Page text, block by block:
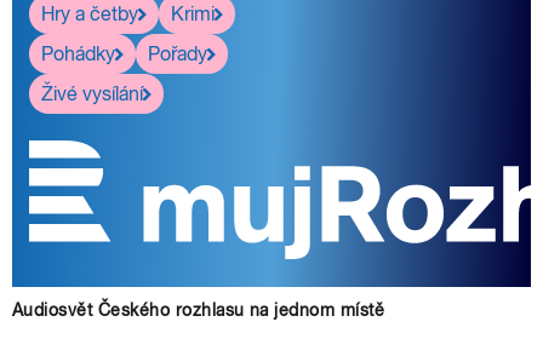
Hry a četby
Krimi
Pohádky
Pořady
Živé vysílání
Audiosvět Českého rozhlasu na jednom místě